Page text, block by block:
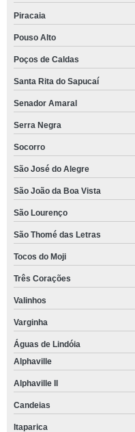
Piracaia
Pouso Alto
Poços de Caldas
Santa Rita do Sapucaí
Senador Amaral
Serra Negra
Socorro
São José do Alegre
São João da Boa Vista
São Lourenço
São Thomé das Letras
Tocos do Moji
Três Corações
Valinhos
Varginha
Águas de Lindóia
Alphaville
Alphaville II
Candeias
Itaparica